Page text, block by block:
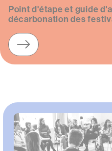
Point d'étape et guide
décarbonation des
Item